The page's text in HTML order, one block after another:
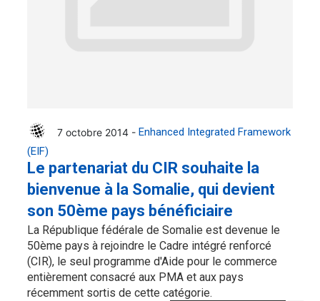
7 octobre 2014 - Enhanced Integrated Framework
(EIF)
Le partenariat du CIR souhaite la
bienvenue à la Somalie, qui devient
son 50ème pays bénéficiaire
La République fédérale de Somalie est devenue le
50ème pays à rejoindre le Cadre intégré renforcé
(CIR), le seul programme d'Aide pour le commerce
entièrement consacré aux PMA et aux pays
récemment sortis de cette catégorie.